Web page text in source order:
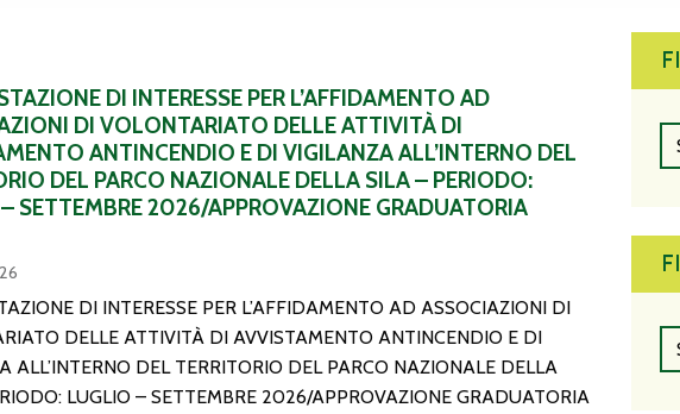
parcosila.it/tipo-documento/albo-
L’AFFIDAMENTO AD ASSOCIAZIONI DI VOLONTARIATO DELLE ATTIVITÀ
DI INTERESSE PER L’AFFIDAMENTO AD
DI VOLONTARIATO DELLE ATTIVITÀ DI
ANTINCENDIO E DI VIGILANZA ALL’INTERNO DEL
DEL PARCO NAZIONALE DELLA SILA – PERIODO:
SETTEMBRE 2026/APPROVAZIONE GRADUATORIA
DI INTERESSE PER L’AFFIDAMENTO AD ASSOCIAZIONI DI
DELLE ATTIVITÀ DI AVVISTAMENTO ANTINCENDIO E DI
ALL’INTERNO DEL TERRITORIO DEL PARCO NAZIONALE DELLA
LUGLIO – SETTEMBRE 2026/APPROVAZIONE GRADUATORIA